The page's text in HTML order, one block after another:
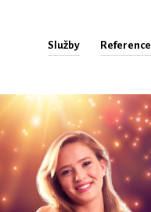
Služby Reference